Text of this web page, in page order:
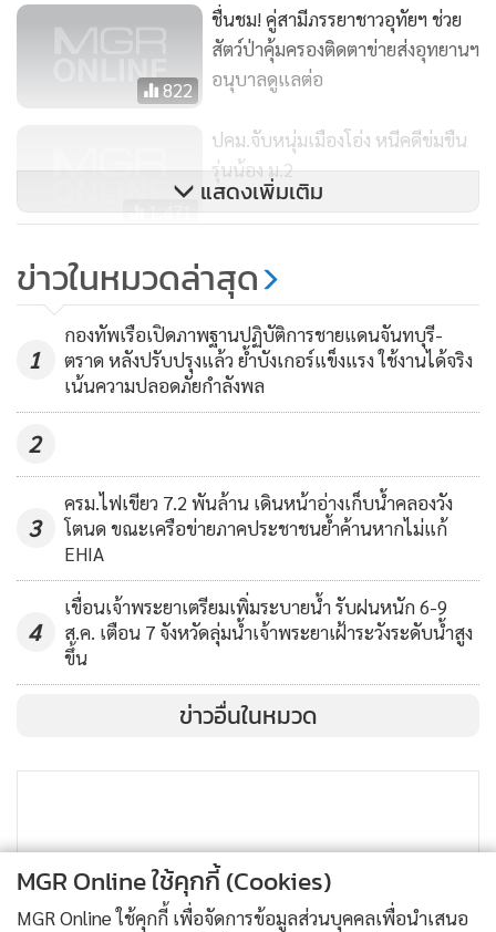
822
ชื่นชม! คู่สามีภรรยาชาวอุทัยฯ ช่วย
สัตว์ป่าคุ้มครองติดตาข่ายส่งอุทยานฯ
อนุบาลดูแลต่อ
1,471
ปคม.จับหนุ่มเมืองโอ่ง หนีคดีข่มขืน
รุ่นน้อง ม.2
110
แอปฯ หาคู่ ก่อนลวงเหยื่อไปห้องพัก
กวาดทรัพย์สินจนเกลี้ยง
แสดงเพิ่มเติม
ข่าวในหมวดล่าสุด
1
กองทัพเรือเปิดภาพฐานปฏิบัติการชายแดนจันทบุรี-
ตราด หลังปรับปรุงแล้ว ย้ำบังเกอร์แข็งแรง ใช้งานได้จริง
เน้นความปลอดภัยกำลังพล
2
3
ครม.ไฟเขียว 7.2 พันล้าน เดินหน้าอ่างเก็บน้ำคลองวัง
โตนด ขณะเครือข่ายภาคประชาชนย้ำค้านหากไม่แก้
EHIA
4
เขื่อนเจ้าพระยาเตรียมเพิ่มระบายน้ำ รับฝนหนัก 6-9
ส.ค. เตือน 7 จังหวัดลุ่มน้ำเจ้าพระยาเฝ้าระวังระดับน้ำสูง
ขึ้น
ข่าวอื่นในหมวด
MGR Online ใช้คุกกี้ (Cookies)
MGR Online ใช้คุกกี้ เพื่อจัดการข้อมูลส่วนบุคคลเพื่อนำเสนอ